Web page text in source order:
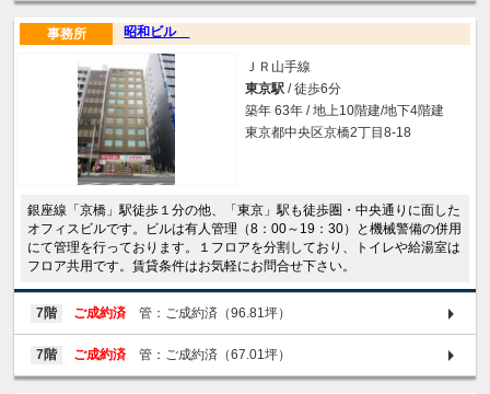
昭和ビル
事務所
ＪＲ山手線
東京駅 / 徒歩6分
築年 63年 / 地上10階建/地下4階建
東京都中央区京橋2丁目8-18
銀座線「京橋」駅徒歩１分の他、「東京」駅も徒歩圏・中央通りに面した
オフィスビルです。ビルは有人管理（8：00～19：30）と機械警備の併用
にて管理を行っております。１フロアを分割しており、トイレや給湯室は
フロア共用です。賃貸条件はお気軽にお問合せ下さい。
7階 ご成約済 管：ご成約済（96.81坪）
7階 ご成約済 管：ご成約済（67.01坪）